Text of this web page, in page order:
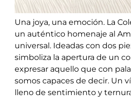
Una joya, una emoción. La
un auténtico homenaje al
universal. Ideadas con dos
simboliza la apertura de un
expresar aquello que con
somos capaces de decir. Un
lleno de sentimiento y